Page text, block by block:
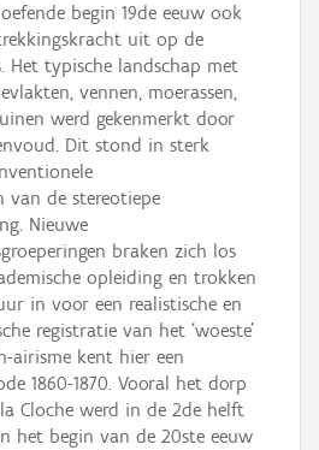
begin 19de eeuw ook
uit op de
Het typische landschap met
vennen, moerassen,
werd gekenmerkt door
Dit stond in sterk
van de stereotiepe
Nieuwe
braken zich los
opleiding en trokken
in voor een realistische en
registratie van het ‘woeste’
airisme kent hier een
1860-1870. Vooral het dorp
Cloche werd in de 2de helft
het begin van de 20ste eeuw